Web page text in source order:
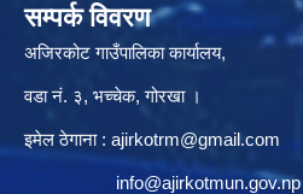
सम्पर्क विवरण
अजिरकोट गाउँपालिका कार्यालय,
वडा नं. ३, भच्चेक, गोरखा ।
इमेल ठेगाना : ajirkotrm@gmail.com
info@ajirkotmun.gov.np